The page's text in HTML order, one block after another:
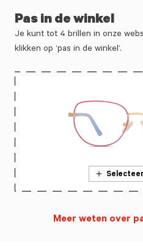
Pas in de winkel
Je kunt tot 4 brillen in onze
klikken op ‘pas in de winkel’.
Meer weten over